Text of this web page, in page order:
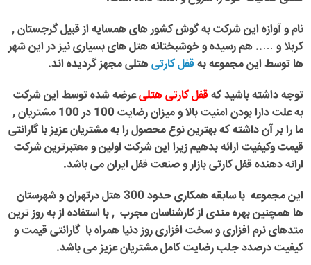
نام و آوازه این شرکت به گوش کشور های همسایه از قبیل گرجستان ,
کربلا و ….. هم رسیده و خوشبختانه هتل های بسیاری نیز در این شهر
ها توسط این مجموعه بهقفل کارتیهتلی مجهز گردیده اند.
توجه داشته باشید کهقفل کارتی هتلیعرضه شده توسط این شرکت
به علت دارا بودن امنیت بالا و میزان رضایت 100 در 100 مشتریان ,
ما را بر آن داشته که بهترین نوع محصول را به مشتریان عزیز با گارانتی
قیمت وکیفیت ارائه بدهیم زیرا این شرکت اولین و معتبرترین شرکت
ارائه دهنده قفل کارتی بازار و صنعت قفل ایران می باشد.
این مجموعه با سابقه همکاری حدود 300 هتل درتهران و شهرستان
ها همچنین بهره مندی از کارشناسان مجرب , با استفاده از به روز ترین
متدهای نرم افزاری و سخت افزاری روز دنیا همراه با گارانتی قیمتو
کیفیت درصدد جلب رضایت کامل مشتریان عزیز می باشد.